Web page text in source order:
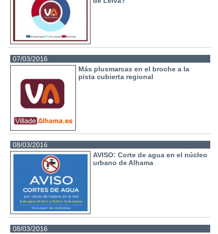
07/03/2016
Más plusmarcas en el broche a la
pista cubierta regional
08/03/2016
AVISO: Corte de agua en el núcleo
urbano de Alhama
08/03/2016